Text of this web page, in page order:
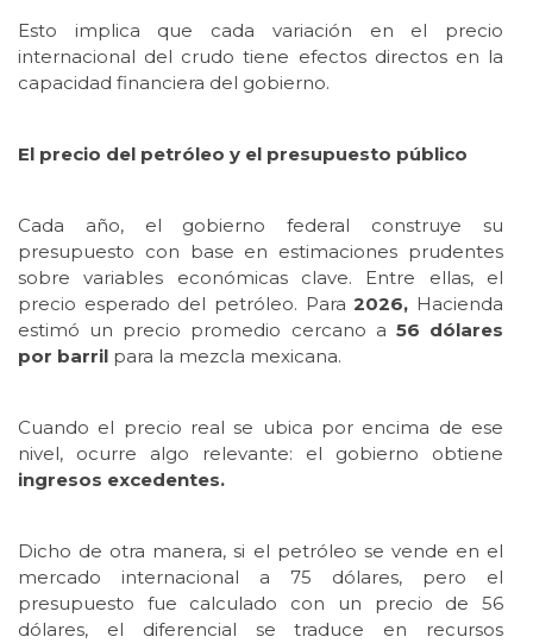
Esto implica que cada variación en el precio
internacional del crudo tiene efectos directos en la
capacidad financiera del gobierno.
El precio del petróleo y el presupuesto público
Cada año, el gobierno federal construye su
presupuesto con base en estimaciones prudentes
sobre variables económicas clave. Entre ellas, el
precio esperado del petróleo. Para2026, Hacienda
estimó un precio promedio cercano a 56 dólares
por barril para la mezcla mexicana.
Cuando el precio real se ubica por encima de ese
nivel, ocurre algo relevante: el gobierno obtiene
ingresos excedentes.
Dicho de otra manera, si el petróleo se vende en el
mercado internacional a 75 dólares, pero el
presupuesto fue calculado con un precio de 56
dólares, el diferencial se traduce en recursos